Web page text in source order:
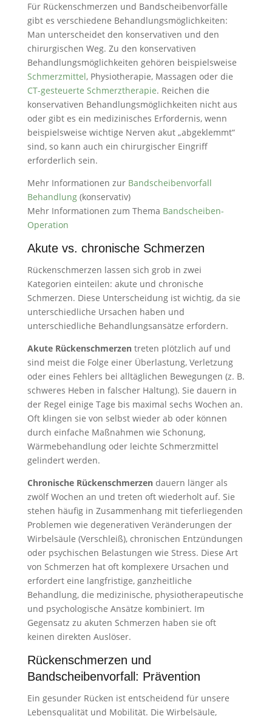
Für Rückenschmerzen und Bandscheibenvorfälle
gibt es verschiedene Behandlungsmöglichkeiten:
Man unterscheidet den konservativen und den
chirurgischen Weg. Zu den konservativen
Behandlungsmöglichkeiten gehören beispielsweise
Schmerzmittel, Physiotherapie, Massagen oder die
CT-gesteuerte Schmerztherapie. Reichen die
konservativen Behandlungsmöglichkeiten nicht aus
oder gibt es ein medizinisches Erfordernis, wenn
beispielsweise wichtige Nerven akut „abgeklemmt“
sind, so kann auch ein chirurgischer Eingriff
erforderlich sein.
Mehr Informationen zur Bandscheibenvorfall
Behandlung(konservativ)
Mehr Informationen zum Thema Bandscheiben-
Operation
Akute vs. chronische Schmerzen
Rückenschmerzen lassen sich grob in zwei
Kategorien einteilen: akute und chronische
Schmerzen. Diese Unterscheidung ist wichtig, da sie
unterschiedliche Ursachen haben und
unterschiedliche Behandlungsansätze erfordern.
Akute Rückenschmerzentreten plötzlich auf und
sind meist die Folge einer Überlastung, Verletzung
oder eines Fehlers bei alltäglichen Bewegungen (z. B.
schweres Heben in falscher Haltung). Sie dauern in
der Regel einige Tage bis maximal sechs Wochen an.
Oft klingen sie von selbst wieder ab oder können
durch einfache Maßnahmen wie Schonung,
Wärmebehandlung oder leichte Schmerzmittel
gelindert werden.
Chronische Rückenschmerzendauern länger als
zwölf Wochen an und treten oft wiederholt auf. Sie
stehen häufig in Zusammenhang mit tieferliegenden
Problemen wie degenerativen Veränderungen der
Wirbelsäule (Verschleiß), chronischen Entzündungen
oder psychischen Belastungen wie Stress. Diese Art
von Schmerzen hat oft komplexere Ursachen und
erfordert eine langfristige, ganzheitliche
Behandlung, die medizinische, physiotherapeutische
und psychologische Ansätze kombiniert. Im
Gegensatz zu akuten Schmerzen haben sie oft
keinen direkten Auslöser.
Rückenschmerzen und
Bandscheibenvorfall: Prävention
Ein gesunder Rücken ist entscheidend für unsere
Lebensqualität und Mobilität. Die Wirbelsäule,